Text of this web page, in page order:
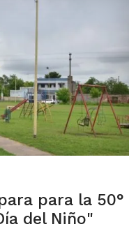
para la 50°
del Niño"